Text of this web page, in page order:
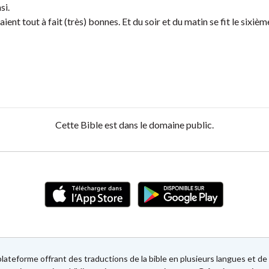
tout à fait (très) bonnes. Et du soir et du matin se fit le
Cette Bible est dans le domaine public.
offrant des traductions de la bible en plusieurs langues et